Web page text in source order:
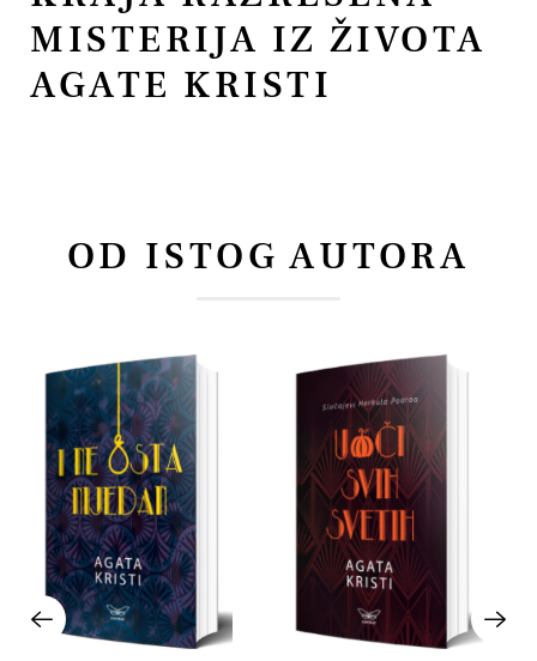
MISTERIJA IZ ŽIVOTA
AGATE KRISTI
OD ISTOG AUTORA